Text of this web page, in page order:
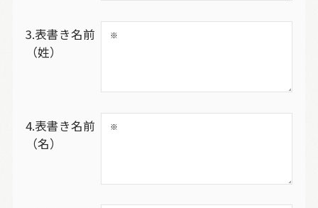
3.表書き名前
（姓）
4.表書き名前
（名）